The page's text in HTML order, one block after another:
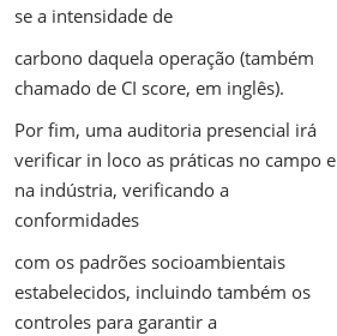
se a intensidade de
carbono daquela operação (também
chamado de CI score, em inglês).
Por fim, uma auditoria presencial irá
verificar in loco as práticas no campo e
na indústria, verificando a
conformidades
com os padrões socioambientais
estabelecidos, incluindo também os
controles para garantir a